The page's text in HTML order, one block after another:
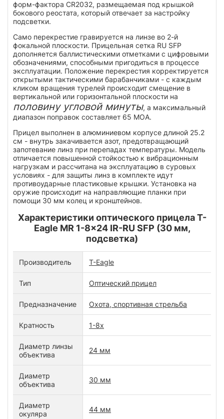
форм-фактора CR2032, размещаемая под крышкой
бокового реостата, который отвечает за настройку
подсветки.
Само перекрестие гравируется на линзе во 2-й
фокальной плоскости. Прицельная сетка RU SFP
дополняется баллистическими отметками с цифровыми
обозначениями, способными пригодиться в процессе
эксплуатации. Положение перекрестия корректируется
открытыми тактическими барабанчиками - с каждым
кликом вращения турелей происходит смещение в
вертикальной или горизонтальной плоскости на
половину угловой минуты, а максимальный
диапазон поправок составляет 65 MOA.
Прицел выполнен в алюминиевом корпусе длиной 25.2
см - внутрь закачивается азот, предотвращающий
запотевание линз при перепадах температуры. Модель
отличается повышенной стойкостью к вибрационным
нагрузкам и рассчитана на эксплуатацию в суровых
условиях - для защиты линз в комплекте идут
противоударные пластиковые крышки. Установка на
оружие происходит на направляющие планки при
помощи 30 мм колец и кронштейнов.
Характеристики оптического прицела T-
Eagle MR 1-8x24 IR-RU SFP (30 мм,
подсветка)
Производитель T-Eagle
Тип Оптический прицел
Предназначение Охота, спортивная стрельба
Кратность 1-8x
Диаметр линзы
объектива
24 мм
Диаметр
объектива
30 мм
Диаметр
окуляра
44 мм